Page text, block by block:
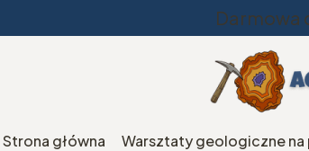
Darmowa
Strona główna Warsztaty geologiczne na